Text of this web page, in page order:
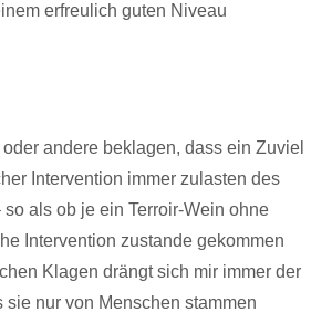
erfreulich guten Niveau
andere beklagen, dass ein Zuviel
Intervention immer zulasten des
so als ob je ein Terroir-Wein ohne
Intervention zustande gekommen
Klagen drängt sich mir immer der
sie nur von Menschen stammen